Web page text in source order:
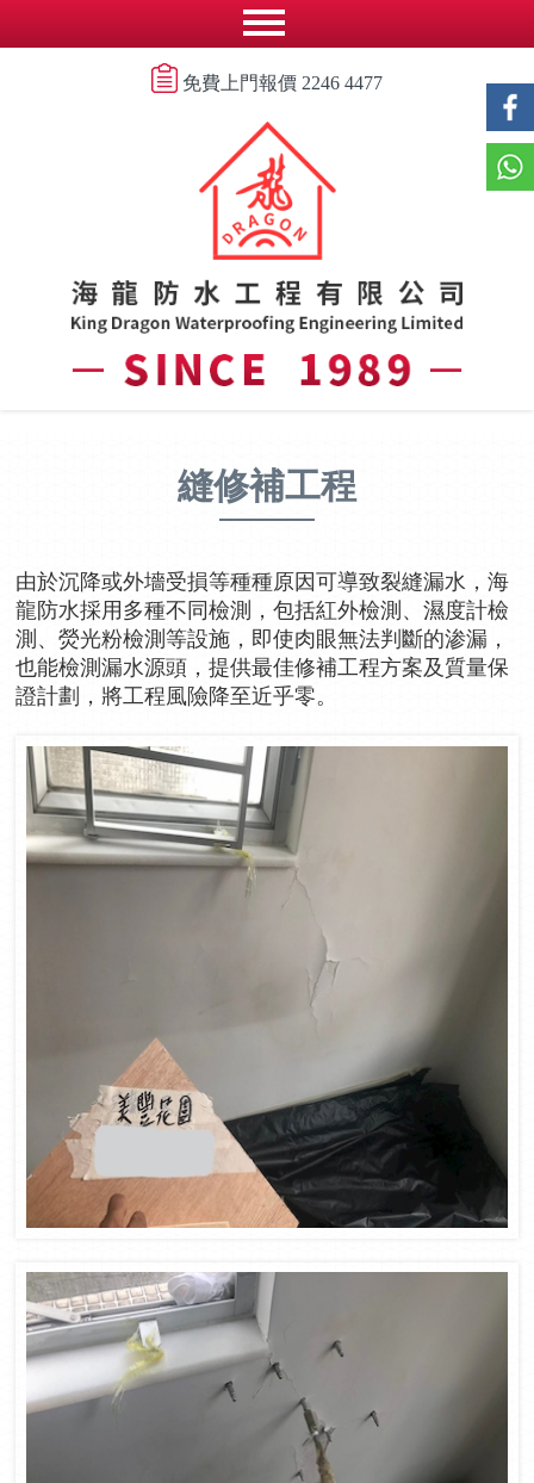
免費上門報價 2246 4477
縫修補工程
由於沉降或外墻受損等種種原因可導致裂縫漏水，海
龍防水採用多種不同檢測，包括紅外檢測、濕度計檢
測、熒光粉檢測等設施，即使肉眼無法判斷的渗漏，
也能檢測漏水源頭，提供最佳修補工程方案及質量保
證計劃，將工程風險降至近乎零。